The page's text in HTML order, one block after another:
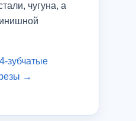
чугуна, а
зубчатые
→